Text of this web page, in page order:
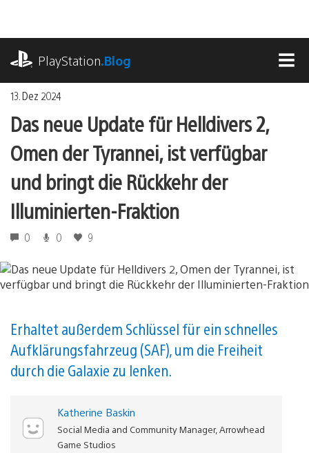
springen
PlayStation.Blog
13. Dez 2024
Das neue Update für Helldivers 2,
Omen der Tyrannei, ist verfügbar
und bringt die Rückkehr der
Illuminierten-Fraktion
0 0 9
Erhaltet außerdem Schlüssel für ein schnelles
Aufklärungsfahrzeug (SAF), um die Freiheit
durch die Galaxie zu lenken.
Katherine Baskin
Social Media and Community Manager, Arrowhead
Game Studios